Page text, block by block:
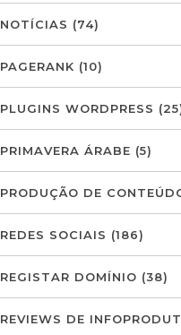
NOTÍCIAS (74)
PAGERANK (10)
PLUGINS WORDPRESS
PRIMAVERA ÁRABE (5)
PRODUÇÃO DE
REDES SOCIAIS (186)
REGISTAR DOMÍNIO (38)
REVIEWS DE